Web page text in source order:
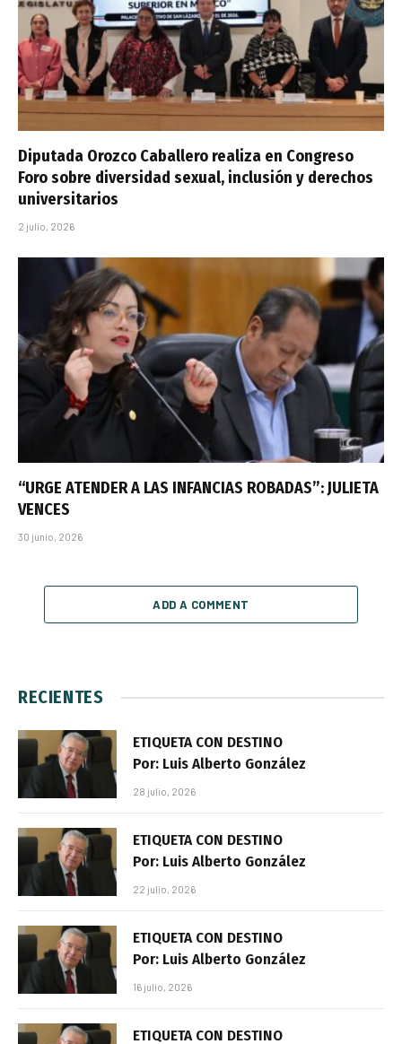
Diputada Orozco Caballero realiza en Congreso
Foro sobre diversidad sexual, inclusión y derechos
universitarios
2 julio, 2026
“URGE ATENDER A LAS INFANCIAS ROBADAS”: JULIETA
VENCES
30 junio, 2026
ADD A COMMENT
RECIENTES
ETIQUETA CON DESTINO
Por: Luis Alberto González
28 julio, 2026
ETIQUETA CON DESTINO
Por: Luis Alberto González
22 julio, 2026
ETIQUETA CON DESTINO
Por: Luis Alberto González
16 julio, 2026
ETIQUETA CON DESTINO